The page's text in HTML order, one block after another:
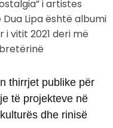
i artistes
Lipa është albumi
i vitit 2021 deri më
thirrjet publike për
të projekteve në
dhe rinisë